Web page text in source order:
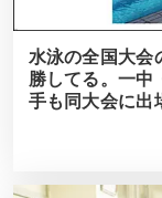
水泳の全国大会
勝してる。一中
手も同大会に出